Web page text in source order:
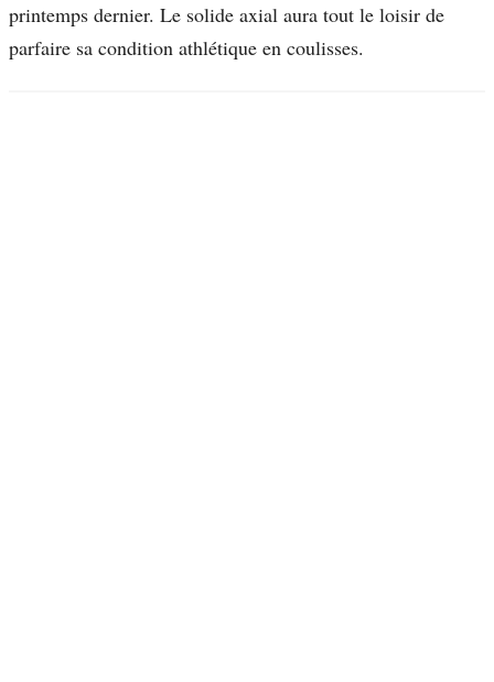
printemps dernier. Le solide axial aura tout le loisir de
parfaire sa condition athlétique en coulisses.